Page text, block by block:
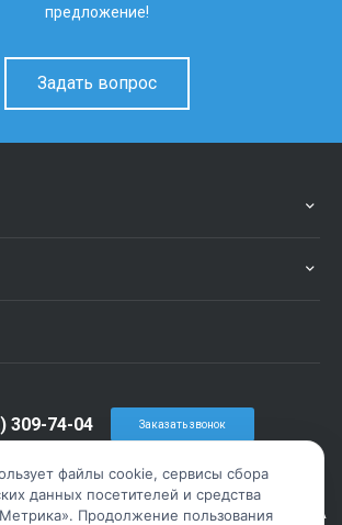
предложение!
Задать вопрос
info@metiz-piter.ru
309-74-04
пр. Обуховской Обороны дом 86 лит А
Заказать звонок
файлы cookie, сервисы сбора
данных посетителей и средства
Продолжение пользования